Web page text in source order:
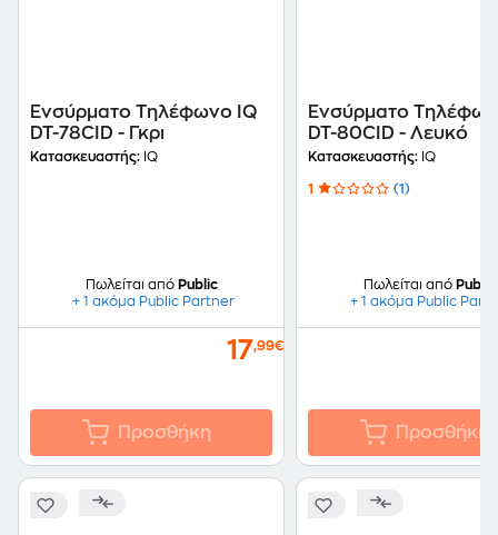
Ενσύρματο Τηλέφωνο IQ
DT-78CID - Γκρι
Κατασκευαστής: IQ
Πωλείται από Public
+ 1 ακόμα Public Partner
17,99€
Προσθήκη
Ενσύρματο
DT-80CID - Λευκό
Κατασκευαστής: IQ
1 (1)
Πωλείται από Public
+ 1 ακόμα Public
Προσθήκη